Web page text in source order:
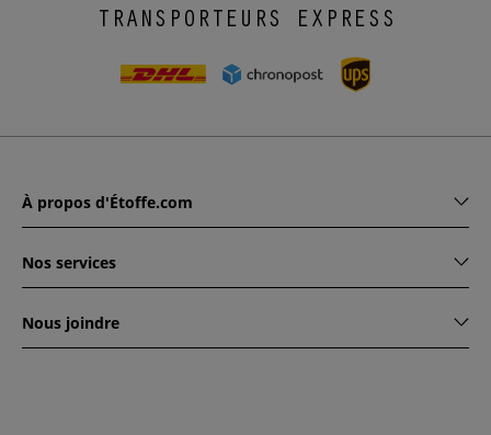
TRANSPORTEURS EXPRESS
À propos d'Étoffe.com
Nos services
Nous joindre